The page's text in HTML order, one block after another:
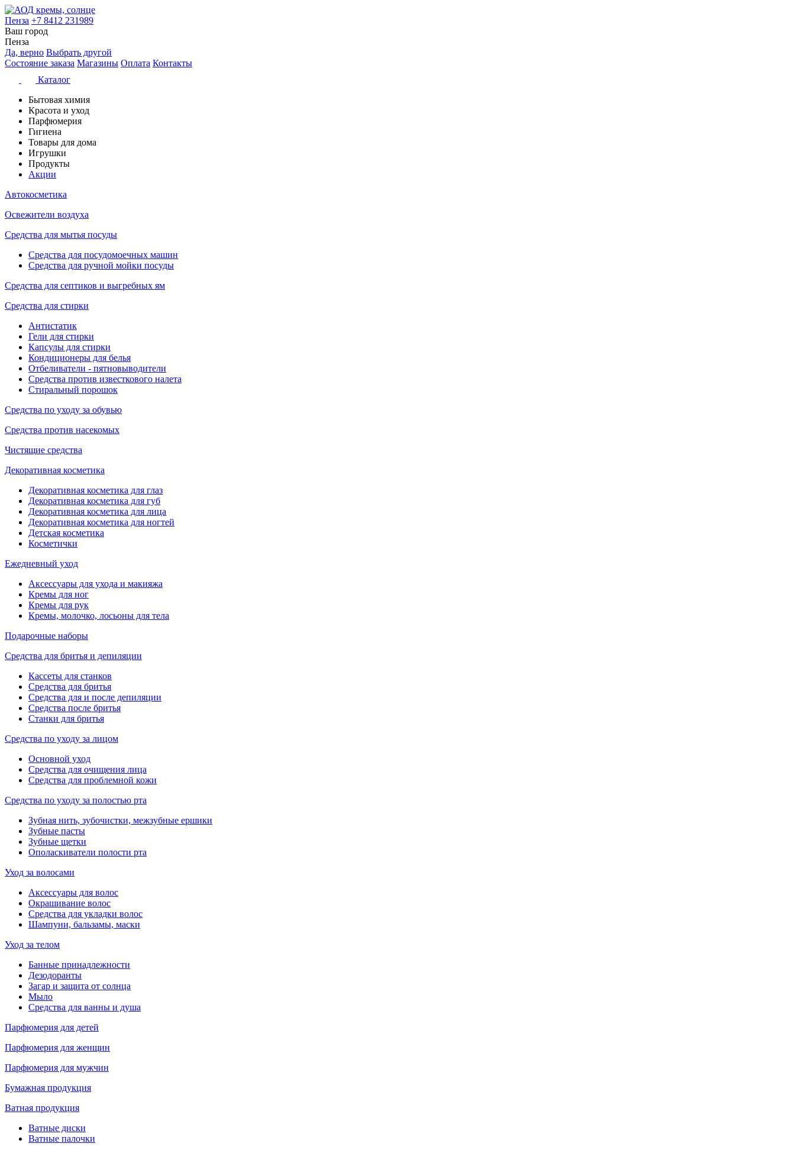
Пенза +7 8412 231989
Ваш город
Пенза
Да, верно Выбрать другой
Состояние заказа Магазины Оплата Контакты
Каталог
Бытовая химия
Красота и уход
Парфюмерия
Гигиена
Товары для дома
Игрушки
Продукты
Акции
Автокосметика
Освежители воздуха
Средства для мытья посуды
Средства для посудомоечных машин
Средства для ручной мойки посуды
Средства для септиков и выгребных ям
Средства для стирки
Антистатик
Гели для стирки
Капсулы для стирки
Кондиционеры для белья
Отбеливатели - пятновыводители
Средства против известкового налета
Стиральный порошок
Средства по уходу за обувью
Средства против насекомых
Чистящие средства
Декоративная косметика
Декоративная косметика для глаз
Декоративная косметика для губ
Декоративная косметика для лица
Декоративная косметика для ногтей
Детская косметика
Косметички
Ежедневный уход
Аксессуары для ухода и макияжа
Кремы для ног
Кремы для рук
Кремы, молочко, лосьоны для тела
Подарочные наборы
Средства для бритья и депиляции
Кассеты для станков
Средства для бритья
Средства для и после депиляции
Средства после бритья
Станки для бритья
Средства по уходу за лицом
Основной уход
Средства для очищения лица
Средства для проблемной кожи
Средства по уходу за полостью рта
Зубная нить, зубочистки, межзубные ершики
Зубные пасты
Зубные щетки
Ополаскиватели полости рта
Уход за волосами
Аксессуары для волос
Окрашивание волос
Средства для укладки волос
Шампуни, бальзамы, маски
Уход за телом
Банные принадлежности
Дезодоранты
Загар и защита от солнца
Мыло
Средства для ванны и душа
Парфюмерия для детей
Парфюмерия для женщин
Парфюмерия для мужчин
Бумажная продукция
Ватная продукция
Ватные диски
Ватные палочки